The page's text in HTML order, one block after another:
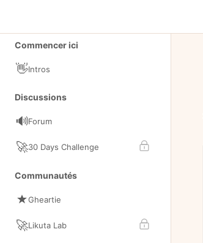
Commencer ici
👋Intros
Discussions
🔊Forum
🚀30 Days Challenge
Communautés
Gheartie
🚀Likuta Lab